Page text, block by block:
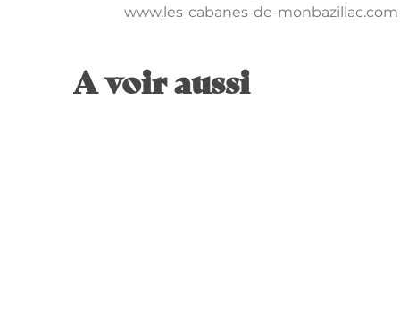
www.les-cabanes-de-monbazillac.com
A voir aussi